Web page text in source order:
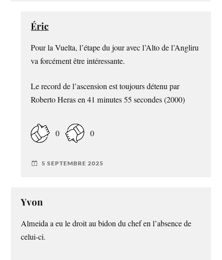
Éric
Pour la Vuelta, l’étape du jour avec l’Alto de l’Angliru
va forcément être intéressante.
Le record de l’ascension est toujours détenu par
Roberto Heras en 41 minutes 55 secondes (2000)
0 0
5 SEPTEMBRE 2025
Yvon
Almeida a eu le droit au bidon du chef en l’absence de
celui-ci.